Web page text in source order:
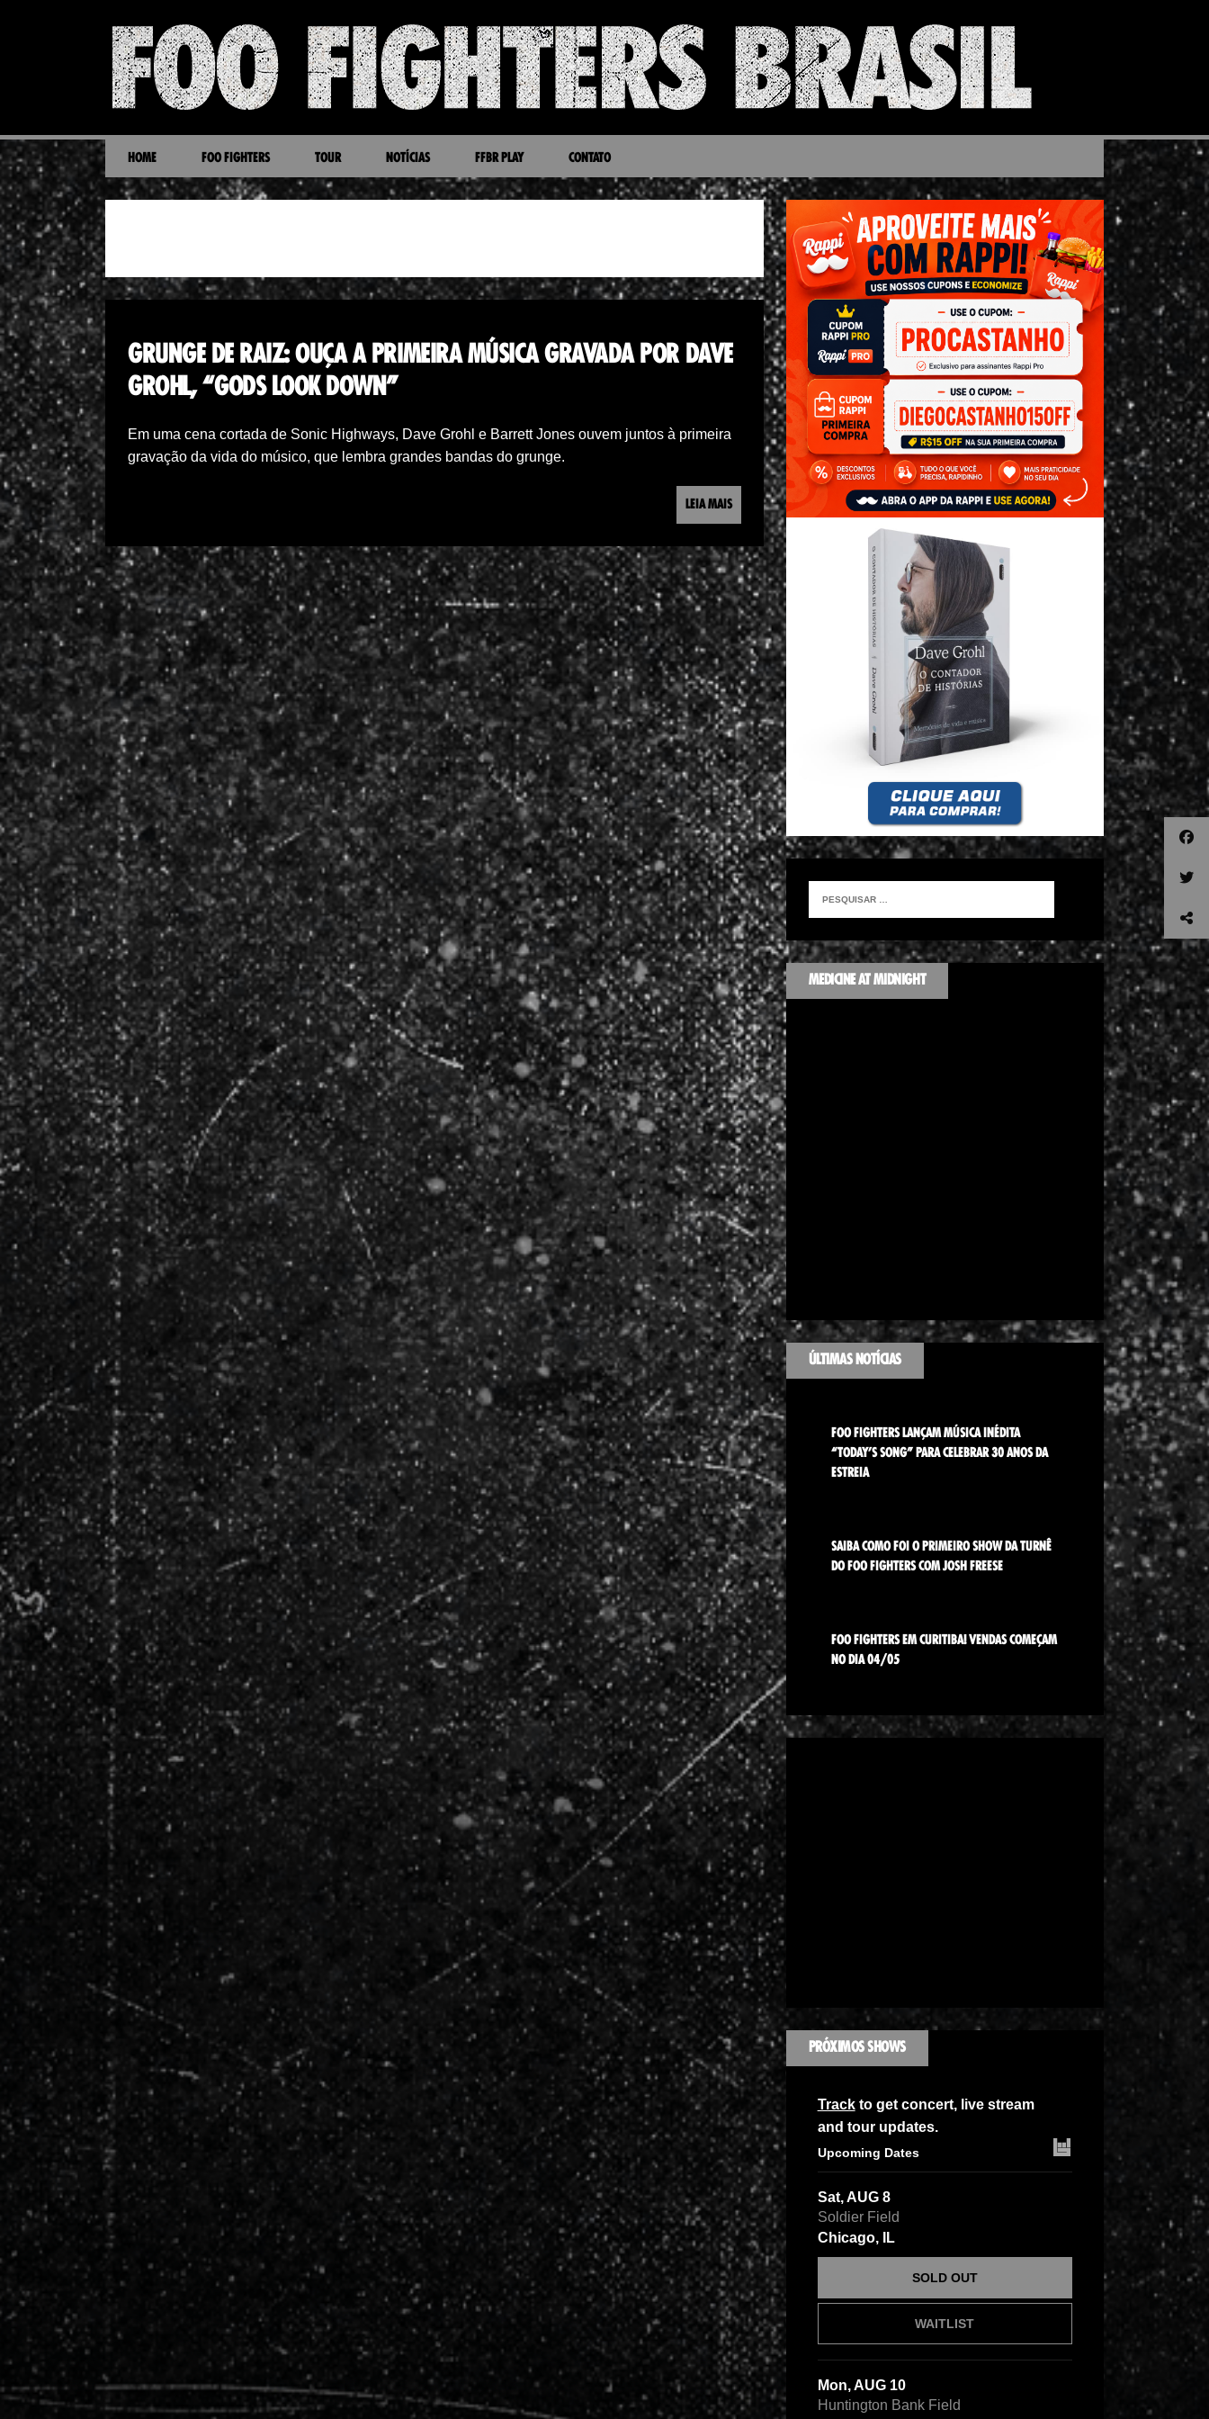
HOME FOO FIGHTERS TOUR NOTÍCIAS FFBR PLAY CONTATO
GRUNGE DE RAIZ: OUÇA A PRIMEIRA MÚSICA GRAVADA POR DAVE
GROHL, “GODS LOOK DOWN”
Em uma cena cortada de Sonic Highways, Dave Grohl e Barrett Jones ouvem juntos à primeira
gravação da vida do músico, que lembra grandes bandas do grunge.
LEIA MAIS
MEDICINE AT MIDNIGHT
ÚLTIMAS NOTÍCIAS
FOO FIGHTERS LANÇAM MÚSICA INÉDITA
“TODAY’S SONG” PARA CELEBRAR 30 ANOS DA
ESTREIA
SAIBA COMO FOI O PRIMEIRO SHOW DA TURNÊ
DO FOO FIGHTERS COM JOSH FREESE
FOO FIGHTERS EM CURITIBA! VENDAS COMEÇAM
NO DIA 04/05
PRÓXIMOS SHOWS
Trackto get concert, live stream
and tour updates.
Upcoming Dates
Sat, AUG 8
Soldier Field
Chicago, IL
WAITLIST
SOLD OUT
Mon, AUG 10
Huntington Bank Field